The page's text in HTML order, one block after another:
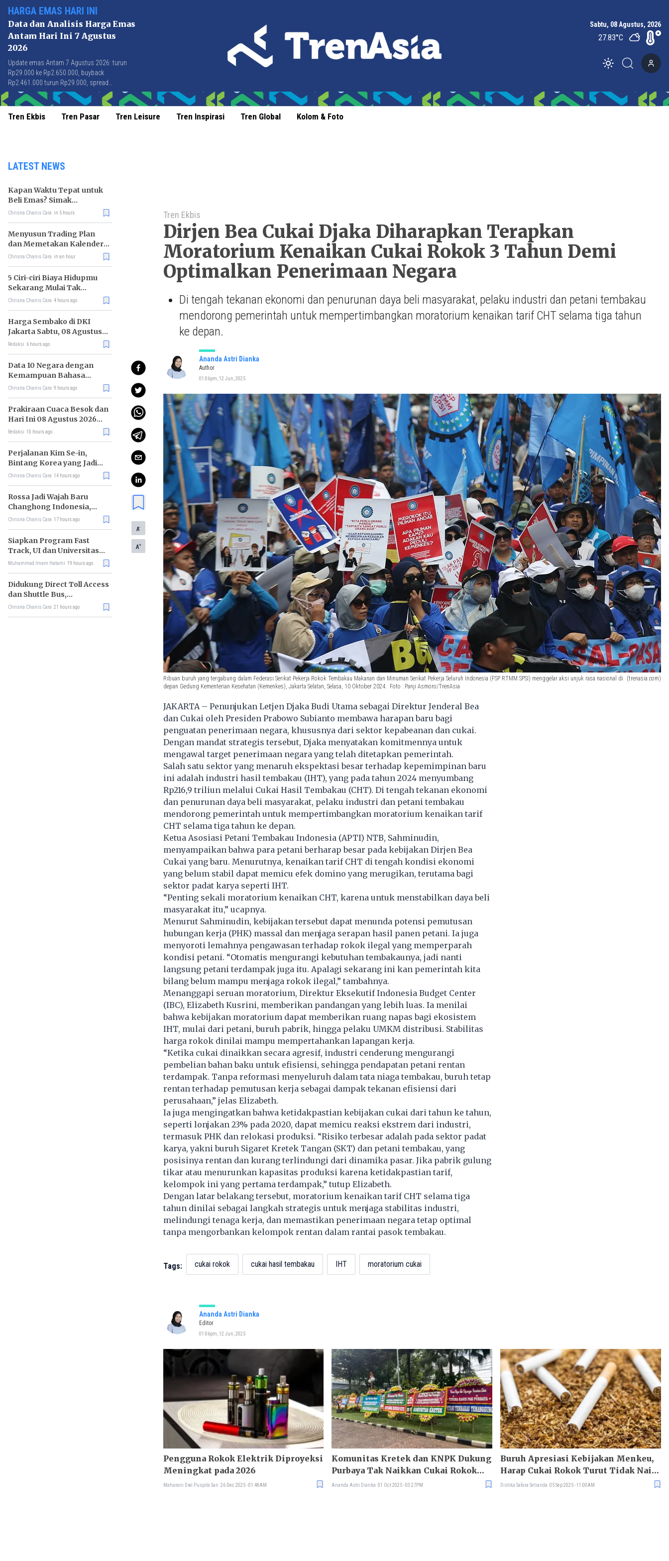
HARGA EMAS HARI INI
Data dan Analisis Harga Emas
Antam Hari Ini 7 Agustus
2026
Update emas Antam 7 Agustus 2026: turun
Rp29.000 ke Rp2.650.000, buyback
Rp2.461.000 turun Rp29.000, spread
Rp189.000 stabil di level terbaik sejak April
2026.
Sabtu, 08 Agustus, 2026
27.83°C
Toggle theme
Tren Ekbis Tren Pasar Tren Leisure Tren Inspirasi Tren Global Kolom & Foto
LATEST NEWS
Kapan Waktu Tepat untuk
Beli Emas? Simak
Strateginya
Chrisna Chanis Cara in 5 hours
Menyusun Trading Plan
dan Memetakan Kalender
Ekonomi Mingguan
Chrisna Chanis Cara in an hour
5 Ciri-ciri Biaya Hidupmu
Sekarang Mulai Tak
Terkendali
Chrisna Chanis Cara 4 hours ago
Harga Sembako di DKI
Jakarta Sabtu, 08 Agustus
2026, Daging Kambing
Redaksi 6 hours ago
Data 10 Negara dengan
Kemampuan Bahasa
Inggris Terbaik
Chrisna Chanis Cara 9 hours ago
Prakiraan Cuaca Besok dan
Hari Ini 08 Agustus 2026
untuk Wilayah DKI Jakarta
Redaksi 10 hours ago
Perjalanan Kim Se-in,
Bintang Korea yang Jadi
Kurir Makanan
Chrisna Chanis Cara 14 hours ago
Rossa Jadi Wajah Baru
Changhong Indonesia,
Garansi Produk Kini
Chrisna Chanis Cara 17 hours ago
Siapkan Program Fast
Track, UI dan Universitas
Agung Podomoro Jalin
Muhammad Imam Hatami 19 hours ago
Didukung Direct Toll Access
dan Shuttle Bus,
Paramount Petals Kian
Chrisna Chanis Cara 21 hours ago
A-
A+
Tren Ekbis
Dirjen Bea Cukai Djaka Diharapkan Terapkan
Moratorium Kenaikan Cukai Rokok 3 Tahun Demi
Optimalkan Penerimaan Negara
Di tengah tekanan ekonomi dan penurunan daya beli masyarakat, pelaku industri dan petani tembakau
mendorong pemerintah untuk mempertimbangkan moratorium kenaikan tarif CHT selama tiga tahun
ke depan.
Ananda Astri Dianka
Author
01:06pm, 12 Jun, 2025
Ribuan buruh yang tergabung dalam Federasi Serikat Pekerja Rokok Tembakau Makanan dan Minuman Serikat Pekerja Seluruh Indonesia (FSP RTMM SPSI) menggelar aksi unjuk rasa nasional di
depan Gedung Kementerian Kesehatan (Kemenkes), Jakarta Selatan, Selasa, 10 Oktober 2024. Foto : Panji Asmoro/TrenAsia
(trenasia.com)
JAKARTA – Penunjukan Letjen Djaka Budi Utama sebagai Direktur Jenderal Bea
dan Cukai oleh Presiden Prabowo Subianto membawa harapan baru bagi
penguatan penerimaan negara, khususnya dari sektor kepabeanan dan cukai.
Dengan mandat strategis tersebut, Djaka menyatakan komitmennya untuk
mengawal target penerimaan negara yang telah ditetapkan pemerintah.
Salah satu sektor yang menaruh ekspektasi besar terhadap kepemimpinan baru
ini adalah industri hasil tembakau (IHT), yang pada tahun 2024 menyumbang
Rp216,9 triliun melalui Cukai Hasil Tembakau (CHT). Di tengah tekanan ekonomi
dan penurunan daya beli masyarakat, pelaku industri dan petani tembakau
mendorong pemerintah untuk mempertimbangkan moratorium kenaikan tarif
CHT selama tiga tahun ke depan.
Ketua Asosiasi Petani Tembakau Indonesia (APTI) NTB, Sahminudin,
menyampaikan bahwa para petani berharap besar pada kebijakan Dirjen Bea
Cukai yang baru. Menurutnya, kenaikan tarif CHT di tengah kondisi ekonomi
yang belum stabil dapat memicu efek domino yang merugikan, terutama bagi
sektor padat karya seperti IHT.
“Penting sekali moratorium kenaikan CHT, karena untuk menstabilkan daya beli
masyarakat itu,” ucapnya.
Menurut Sahminudin, kebijakan tersebut dapat menunda potensi pemutusan
hubungan kerja (PHK) massal dan menjaga serapan hasil panen petani. Ia juga
menyoroti lemahnya pengawasan terhadap rokok ilegal yang memperparah
kondisi petani. “Otomatis mengurangi kebutuhan tembakaunya, jadi nanti
langsung petani terdampak juga itu. Apalagi sekarang ini kan pemerintah kita
bilang belum mampu menjaga rokok ilegal,” tambahnya.
Menanggapi seruan moratorium, Direktur Eksekutif Indonesia Budget Center
(IBC), Elizabeth Kusrini, memberikan pandangan yang lebih luas. Ia menilai
bahwa kebijakan moratorium dapat memberikan ruang napas bagi ekosistem
IHT, mulai dari petani, buruh pabrik, hingga pelaku UMKM distribusi. Stabilitas
harga rokok dinilai mampu mempertahankan lapangan kerja.
“Ketika cukai dinaikkan secara agresif, industri cenderung mengurangi
pembelian bahan baku untuk efisiensi, sehingga pendapatan petani rentan
terdampak. Tanpa reformasi menyeluruh dalam tata niaga tembakau, buruh tetap
rentan terhadap pemutusan kerja sebagai dampak tekanan efisiensi dari
perusahaan,” jelas Elizabeth.
Ia juga mengingatkan bahwa ketidakpastian kebijakan cukai dari tahun ke tahun,
seperti lonjakan 23% pada 2020, dapat memicu reaksi ekstrem dari industri,
termasuk PHK dan relokasi produksi. “Risiko terbesar adalah pada sektor padat
karya, yakni buruh Sigaret Kretek Tangan (SKT) dan petani tembakau, yang
posisinya rentan dan kurang terlindungi dari dinamika pasar. Jika pabrik gulung
tikar atau menurunkan kapasitas produksi karena ketidakpastian tarif,
kelompok ini yang pertama terdampak,” tutup Elizabeth.
Dengan latar belakang tersebut, moratorium kenaikan tarif CHT selama tiga
tahun dinilai sebagai langkah strategis untuk menjaga stabilitas industri,
melindungi tenaga kerja, dan memastikan penerimaan negara tetap optimal
tanpa mengorbankan kelompok rentan dalam rantai pasok tembakau.
Tags: cukai rokok cukai hasil tembakau IHT moratorium cukai
Ananda Astri Dianka
Editor
01:06pm, 12 Jun, 2025
Pengguna Rokok Elektrik Diproyeksi
Meningkat pada 2026
Maharani Dwi Puspita Sari 26 Dec 2025 - 01:48AM
Komunitas Kretek dan KNPK Dukung
Purbaya Tak Naikkan Cukai Rokok
2026
Ananda Astri Dianka 01 Oct 2025 - 03:27PM
Buruh Apresiasi Kebijakan Menkeu,
Harap Cukai Rokok Turut Tidak Naik
untuk Jaga Daya Beli
Distika Safara Setianda 05 Sep 2025 - 11:00AM